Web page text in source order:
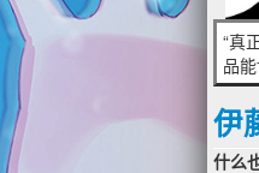
“真
品
伊
什么